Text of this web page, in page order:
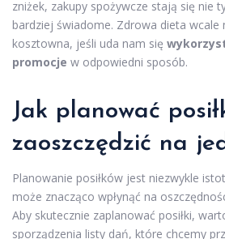
zniżek, zakupy spożywcze stają się nie
bardziej świadome. Zdrowa dieta wcale
kosztowna, jeśli uda nam się
promocje w odpowiedni sposób.
Jak planować
zaoszczędzić na
Planowanie posiłków jest niezwykle
może znacząco wpłynąć na
Aby skutecznie zaplanować posiłki,
sporządzenia listy dań, które chcemy